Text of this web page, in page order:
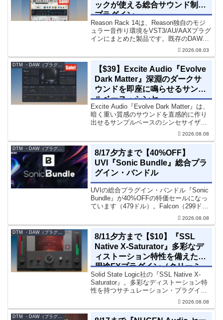
ックが使える総合サウンド制作
プラグイン
Reason Rack 14は、Reason独自のモジ
ュラー音作り環境をVST3/AU/AAXプラグ
インにまとめた製品です。既存のDAWを
乗り換えることなく、68種類のシンセや
エフェクト、CV配線をそのままトラック
2026.08.03
【$39】Excite Audio『Evolve
Dark Matter』深淵のダークサ
ウンドを即座に鳴らせるサンプ
ルベース・シンセ
Excite Audio『Evolve Dark Matter』は、
暗く重い質感のサウンドを直感的に作り
出せるサンプルベースのシンセサイザー
です。ダークD&Bやアトモスフェリッ
た暗色系ハイブリッド音源です...
2026.08.08
8/17夕方まで【40%OFF】
UVI『Sonic Bundle』総合プラ
グイン・バンドル
UVIの総合プラグイン・バンドル『Sonic
Bundle』が40%OFFの特価セールになっ
ています（479ドル）。Falcon（299ド
ル）も入っています。UVI Sonic Bundle
Sale - 40% OFF＊セール終了予定日：...
2026.08.08
DTM ・DAW（プラグイン、シンセなど）のセール情報
8/11夕方まで【$10】『SSL
Native X-Saturator』多彩なデ
ィストーション特性を備えた多
用途FXプラグイン（クリーミ
ィ＆ウォームなサウンド）
Solid State Logic社の『SSL Native X-
Saturator』。多彩なディストーション特
性を持つサチュレーション・プラグイン
です。音楽制作者、エンジニアの間でも
評価の高い製品です。競合するサチュレ
2026.08.08